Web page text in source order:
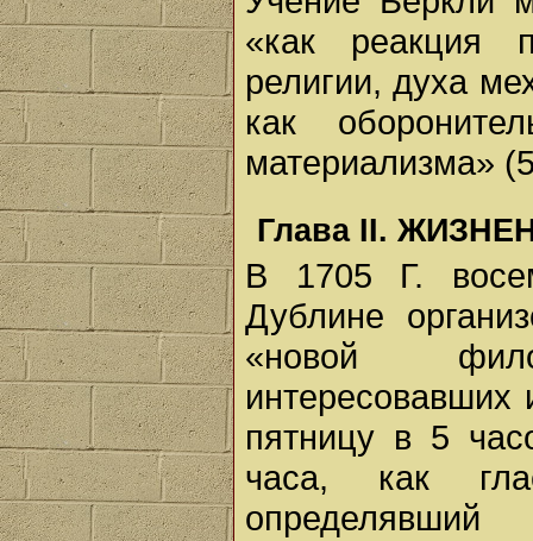
«как реакция
религии, духа
как
материализма»
Глава II.
В 1705 Г.
Дублине
«новой
пятницу в 5
часа, как